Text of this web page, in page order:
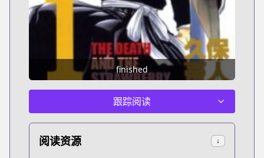
finished
跟踪阅读
阅读资源 ↓